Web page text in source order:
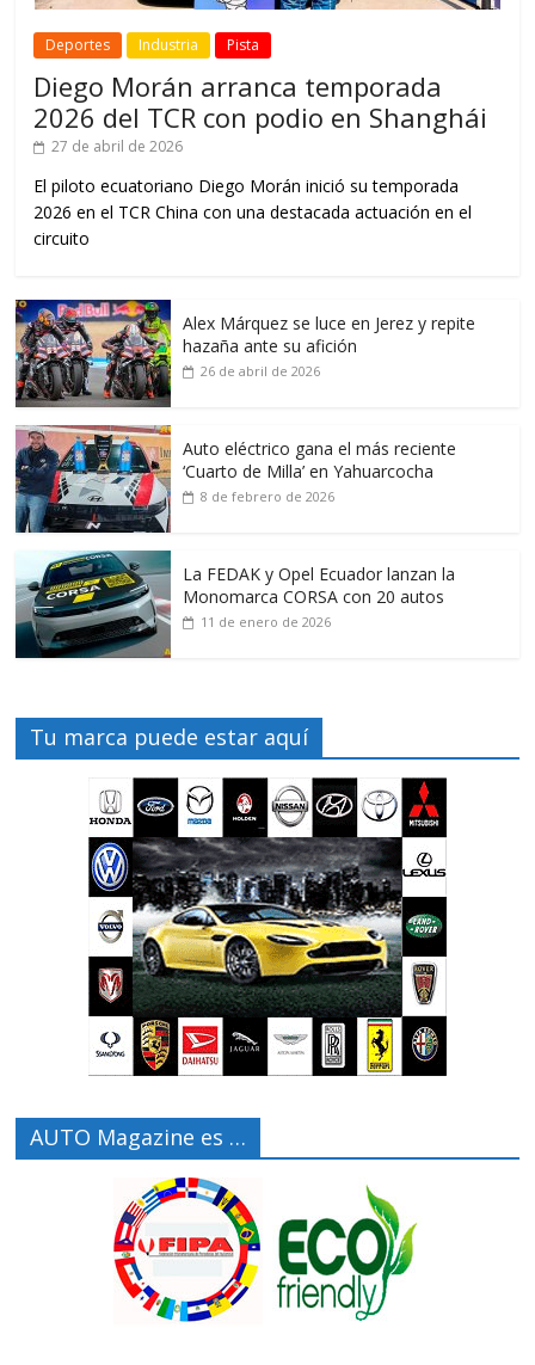
Deportes Industria Pista
Diego Morán arranca temporada
2026 del TCR con podio en Shanghái
27 de abril de 2026
El piloto ecuatoriano Diego Morán inició su temporada
2026 en el TCR China con una destacada actuación en el
circuito
Alex Márquez se luce en Jerez y repite
hazaña ante su afición
26 de abril de 2026
Auto eléctrico gana el más reciente
‘Cuarto de Milla’ en Yahuarcocha
8 de febrero de 2026
La FEDAK y Opel Ecuador lanzan la
Monomarca CORSA con 20 autos
11 de enero de 2026
Tu marca puede estar aquí
AUTO Magazine es …